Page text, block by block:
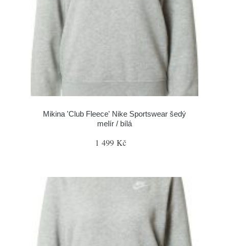
Mikina 'Club Fleece' Nike Sportswear šedý
melír / bílá
1 499 Kč